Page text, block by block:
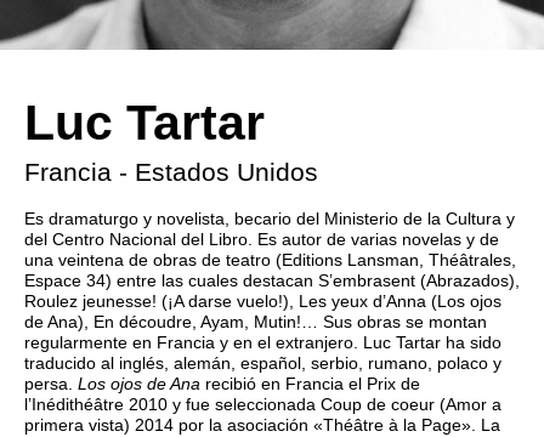
Luc Tartar
Francia - Estados Unidos
Es dramaturgo y novelista, becario del Ministerio de la Cultura y
del Centro Nacional del Libro. Es autor de varias novelas y de
una veintena de obras de teatro (Editions Lansman, Théâtrales,
Espace 34) entre las cuales destacan S’embrasent (Abrazados),
Roulez jeunesse! (¡A darse vuelo!), Les yeux d’Anna (Los ojos
de Ana), En découdre, Ayam, Mutin!… Sus obras se montan
regularmente en Francia y en el extranjero. Luc Tartar ha sido
traducido al inglés, alemán, español, serbio, rumano, polaco y
persa. Los ojos de Ana recibió en Francia el Prix de
l’Inédithéâtre 2010 y fue seleccionada Coup de coeur (Amor a
primera vista) 2014 por la asociación «Théâtre à la Page». La